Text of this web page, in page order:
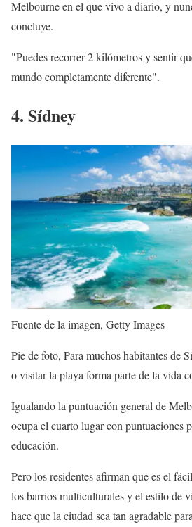
Melbourne en el que vivo a diario, y
concluye.
"Puedes recorrer 2 kilómetros y sentir
mundo completamente diferente".
4. Sídney
Fuente de la imagen, Getty Images
Pie de foto, Para muchos habitantes de
o visitar la playa forma parte de la vida
Igualando la puntuación general de
ocupa el cuarto lugar con puntuaciones
educación.
Pero los residentes afirman que es el
los barrios multiculturales y el estilo de
hace que la ciudad sea tan agradable